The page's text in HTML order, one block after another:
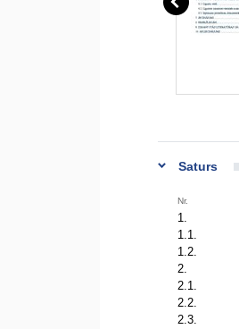
Saturs
Nr.
1.
1.1.
1.2.
2.
2.1.
2.2.
2.3.